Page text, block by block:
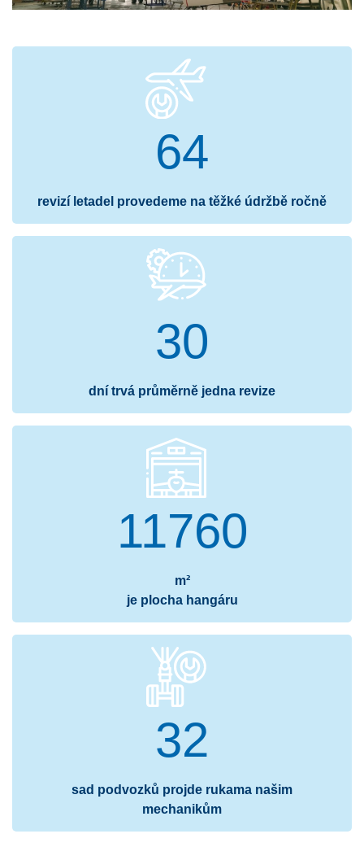
64
revizí letadel provedeme na těžké údržbě ročně
30
dní trvá průměrně jedna revize
11760
m²
je plocha hangáru
32
sad podvozků projde rukama našim
mechanikům